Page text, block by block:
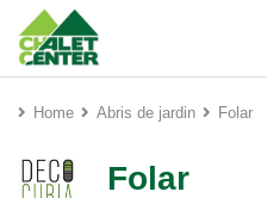
Home Abris de jardin Folar
Folar